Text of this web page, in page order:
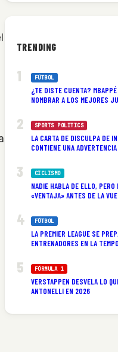
TRENDING
FÚTBOL
¿TE DISTE CUENTA?
NOMBRAR A LOS MEJORES
SPORTS POLITICS
LA CARTA DE DISCULPA DE
CONTIENE UNA
CICLISMO
NADIE HABLA DE ELLO, PERO
«VENTAJA» ANTES DE LA
FÚTBOL
LA PREMIER LEAGUE SE
ENTRENADORES EN LA
FÓRMULA 1
VERSTAPPEN DESVELA LO
ANTONELLI EN 2026